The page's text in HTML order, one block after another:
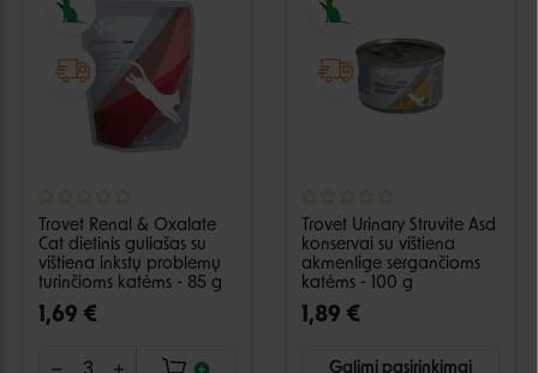
Trovet Renal & Oxalate
Cat dietinis guliašas su
vištiena inkstų problemų
turinčioms katėms - 85 g
1,69 €
Trovet Urinary Struvite Asd
konservai su vištiena
akmenlige sergančioms
katėms - 100 g
1,89 €
Galimi pasirinkimai